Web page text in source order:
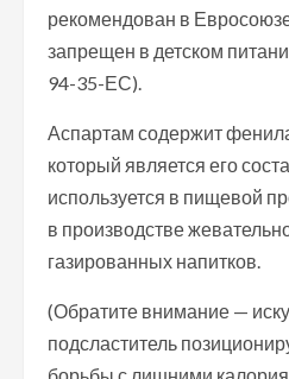
рекомендован в
запрещен в детском
94-35-ЕС).
Аспартам содержит
который является его
используется в пищевой
в производстве
газированных напитков.
(Обратите внимание —
подсластитель
борьбы с лишними